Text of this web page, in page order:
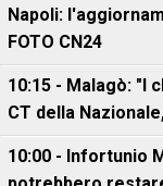
Napoli:
FOTO CN24
10:15 - Malagò: "I
CT della
10:00 - Infortunio